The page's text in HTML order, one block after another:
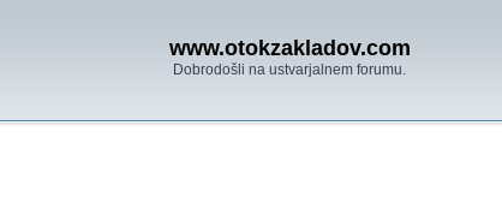
www.otokzakladov.com
Dobrodošli na ustvarjalnem forumu.